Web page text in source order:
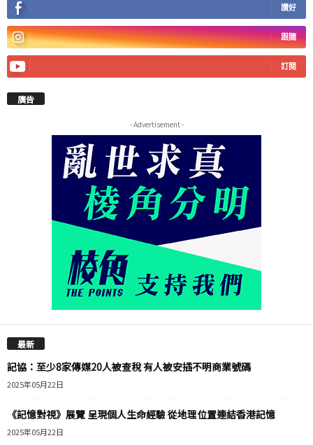
讚好
跟隨
訂閱
廣告
- Advertisement -
最新
記協：至少8家傳媒20人被查稅 有人被安插不明商業號碼
2025年05月22日
《記憶對視》展覽 呈現個人生命經驗 從地理位置連結香港記憶
2025年05月22日